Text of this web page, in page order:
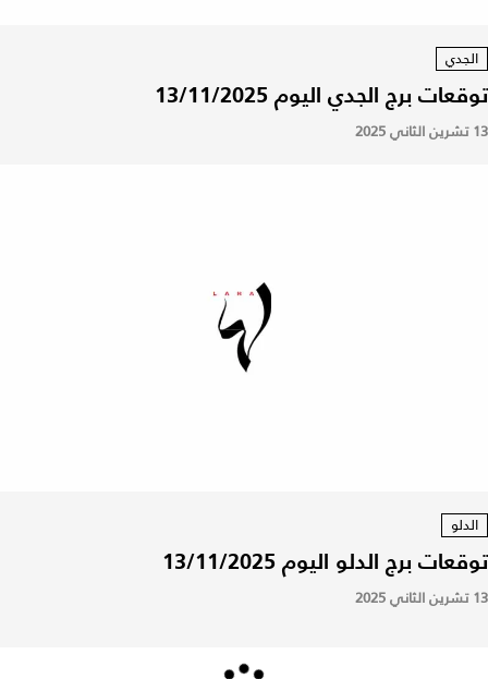
الجدي
توقعات برج الجدي اليوم 13/11/2025
13 تشرين الثاني 2025
الدلو
توقعات برج الدلو اليوم 13/11/2025
13 تشرين الثاني 2025